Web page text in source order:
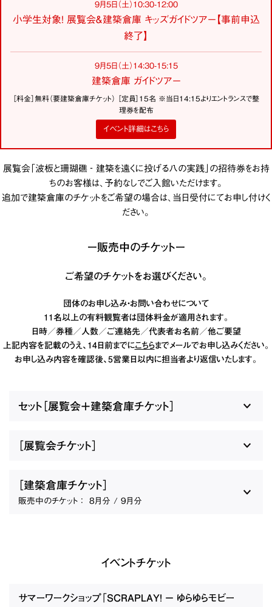
9月5日（土）10:30-12:00
小学生対象！ 展覧会＆建築倉庫 キッズガイドツアー【事前申込
終了】
9月5日（土）14:30-15:15
建築倉庫 ガイドツアー
［料金］無料（要建築倉庫チケット） ［定員］15名 ※当日14:15よりエントランスで整
理券を配布
イベント詳細はこちら
展覧会「波板と珊瑚礁 ‐ 建築を遠くに投げる八の実践」の招待券をお持
ちのお客様は、予約なしでご入館いただけます。
追加で建築倉庫のチケットをご希望の場合は、当日受付にてお申し付けく
ださい。
ー販売中のチケットー
ご希望のチケットをお選びください。
団体のお申し込み・お問い合わせについて
11名以上の有料観覧者は団体料金が適用されます。
日時／券種／人数／ご連絡先／代表者お名前／他ご要望
上記内容を記載のうえ、14日前までにこちらまでメールでお申し込みください。
お申し込み内容を確認後、5営業日以内に担当者より返信いたします。
セット［展覧会＋建築倉庫チケット］
［展覧会チケット］
［建築倉庫チケット］
販売中のチケット ： 8月分 / 9月分
イベントチケット
サマーワークショップ「SCRAPLAY! − ゆらゆらモビー